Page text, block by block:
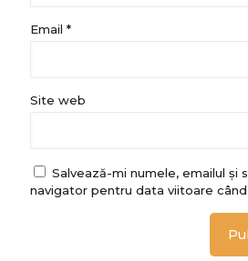
Email *
Site web
Salvează-mi numele, emailul și
navigator pentru data viitoare